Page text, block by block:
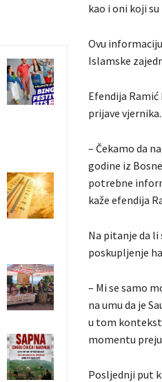
kao i oni koji
Ovu
Islamske
Efendija Ramić
prijave vjernika.
– Čekamo da
godine iz
potrebne
kaže efendija
Na pitanje da
poskupljenje
– Mi se samo
na umu da je
u tom
momentu
Posljednji put